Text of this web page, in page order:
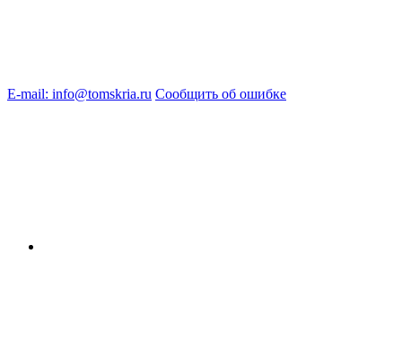
E-mail: info@tomskria.ru Сообщить об ошибке